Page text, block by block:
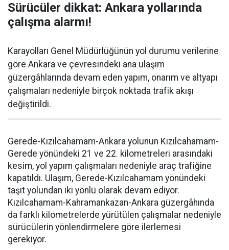
Sürücüler dikkat: Ankara yollarında
çalışma alarmı!
Karayolları Genel Müdürlüğünün yol durumu verilerine
göre Ankara ve çevresindeki ana ulaşım
güzergâhlarında devam eden yapım, onarım ve altyapı
çalışmaları nedeniyle birçok noktada trafik akışı
değiştirildi.
Gerede-Kızılcahamam-Ankara yolunun Kızılcahamam-
Gerede yönündeki 21 ve 22. kilometreleri arasındaki
kesim, yol yapım çalışmaları nedeniyle araç trafiğine
kapatıldı. Ulaşım, Gerede-Kızılcahamam yönündeki
taşıt yolundan iki yönlü olarak devam ediyor.
Kızılcahamam-Kahramankazan-Ankara güzergâhında
da farklı kilometrelerde yürütülen çalışmalar nedeniyle
sürücülerin yönlendirmelere göre ilerlemesi
gerekiyor.